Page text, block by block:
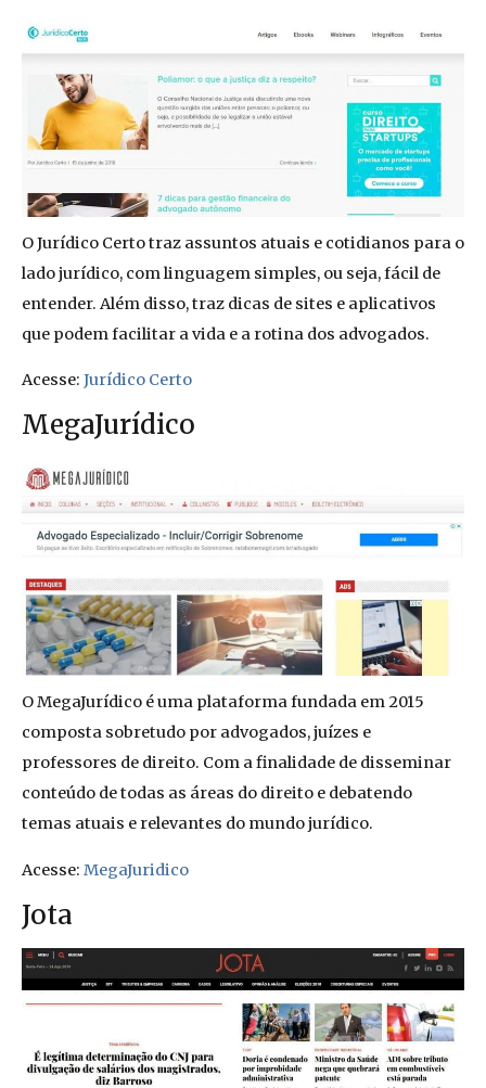
O Jurídico Certo traz assuntos atuais e cotidianos para o
lado jurídico, com linguagem simples, ou seja, fácil de
entender. Além disso, traz dicas de sites e aplicativos
que podem facilitar a vida e a rotina dos advogados.
Acesse: Jurídico Certo
MegaJurídico
O MegaJurídico é uma plataforma fundada em 2015
composta sobretudo por advogados, juízes e
professores de direito. Com a finalidade de disseminar
conteúdo de todas as áreas do direito e debatendo
temas atuais e relevantes do mundo jurídico.
Acesse: MegaJuridico
Jota